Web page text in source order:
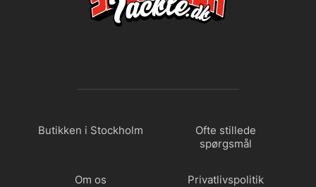
Butikken i Stockholm
Ofte stillede
spørgsmål
Om os Privatlivspolitik